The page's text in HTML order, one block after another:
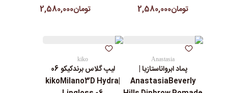
تومان2,580,000 تومان2,580,000
Anastasia
پماد ابرواناستازیا |
AnastasiaBeverly
kiko
لیپ گلاس‌ برندکیکو 06
|kikoMilano3D Hydra